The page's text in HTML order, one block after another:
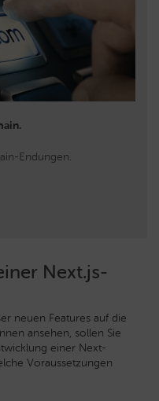
Endungen.
Next.js-
neuen Features auf die
ansehen, sollen Sie
einer Next-
Voraussetzungen